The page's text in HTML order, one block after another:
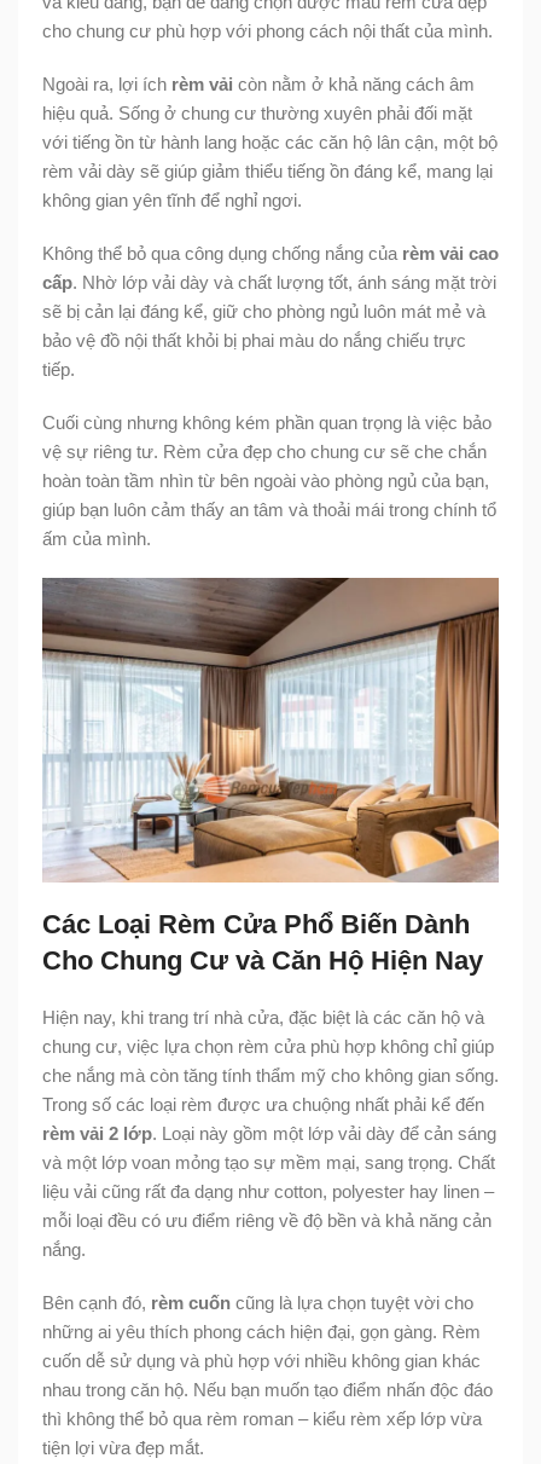
cho chung cư phù hợp với phong cách nội thất của mình.
Ngoài ra, lợi ích rèm vải còn nằm ở khả năng cách âm
hiệu quả. Sống ở chung cư thường xuyên phải đối mặt
với tiếng ồn từ hành lang hoặc các căn hộ lân cận, một bộ
rèm vải dày sẽ giúp giảm thiểu tiếng ồn đáng kể, mang lại
không gian yên tĩnh để nghỉ ngơi.
Không thể bỏ qua công dụng chống nắng của rèm vải cao
cấp. Nhờ lớp vải dày và chất lượng tốt, ánh sáng mặt trời
sẽ bị cản lại đáng kể, giữ cho phòng ngủ luôn mát mẻ và
bảo vệ đồ nội thất khỏi bị phai màu do nắng chiếu trực
tiếp.
Cuối cùng nhưng không kém phần quan trọng là việc bảo
vệ sự riêng tư. Rèm cửa đẹp cho chung cư sẽ che chắn
hoàn toàn tầm nhìn từ bên ngoài vào phòng ngủ của bạn,
giúp bạn luôn cảm thấy an tâm và thoải mái trong chính tổ
ấm của mình.
Các Loại Rèm Cửa Phổ Biến Dành
Cho Chung Cư và Căn Hộ Hiện Nay
Hiện nay, khi trang trí nhà cửa, đặc biệt là các căn hộ và
chung cư, việc lựa chọn rèm cửa phù hợp không chỉ giúp
che nắng mà còn tăng tính thẩm mỹ cho không gian sống.
Trong số các loại rèm được ưa chuộng nhất phải kể đến
rèm vải 2 lớp. Loại này gồm một lớp vải dày để cản sáng
và một lớp voan mỏng tạo sự mềm mại, sang trọng. Chất
liệu vải cũng rất đa dạng như cotton, polyester hay linen –
mỗi loại đều có ưu điểm riêng về độ bền và khả năng cản
nắng.
Bên cạnh đó, rèm cuốn cũng là lựa chọn tuyệt vời cho
những ai yêu thích phong cách hiện đại, gọn gàng. Rèm
cuốn dễ sử dụng và phù hợp với nhiều không gian khác
nhau trong căn hộ. Nếu bạn muốn tạo điểm nhấn độc đáo
thì không thể bỏ qua rèm roman – kiểu rèm xếp lớp vừa
tiện lợi vừa đẹp mắt.